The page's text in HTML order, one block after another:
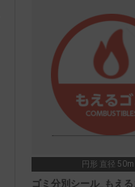
円形 直径
ゴミ分別シール_もえる